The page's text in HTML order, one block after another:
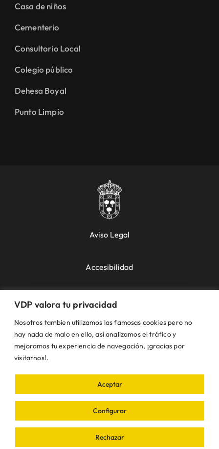
VDP valora tu privacidad
Nosotros tambien utilizamos las famosas cookies pero no
hay nada de malo en ello, así analizamos el tráfico y
mejoramos tu experiencia de navegación, ¡gracias por
visitarnos!.
Configurar
Rechazar
Aceptar
Casa de niños
Cementerio
Consultorio Local
Colegio público
Dehesa Boyal
Punto Limpio
Aviso Legal
Accesibilidad
Política de Cookies
Política de Privacidad
© VDP 2000 - 2026 •Ayuntamiento de Villanueva
Villanueva de Perales | Madrid • Todos los
derechos reservados • Diseñado con ❤ poriDEA